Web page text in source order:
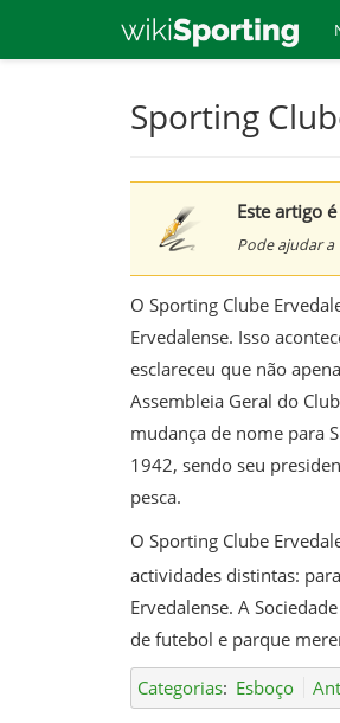
Sporting
Este artigo
Pode ajudar
O Sporting Clube
Ervedalense. Isso
esclareceu que não
Assembleia Geral do
mudança de nome para
1942, sendo seu
pesca.
O Sporting Clube
actividades distintas:
Ervedalense. A
de futebol e parque
Categorias: Esboço